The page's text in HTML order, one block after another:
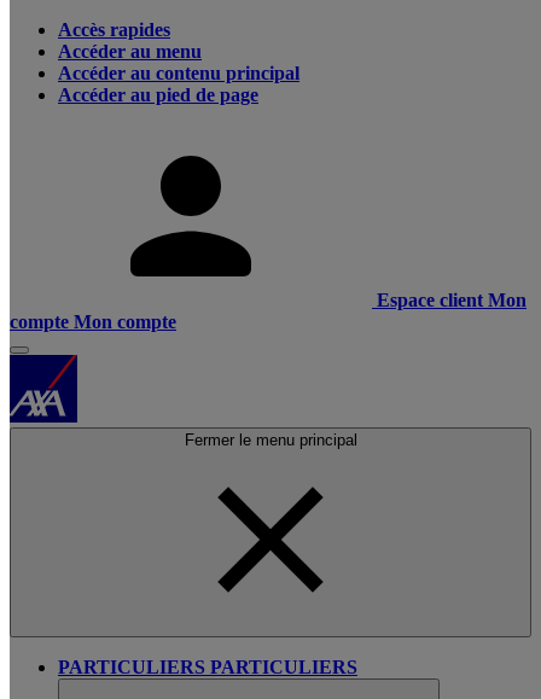
Accès rapides
Accéder au menu
Accéder au contenu principal
Accéder au pied de page
Espace client Mon
compte Mon compte
Fermer le menu principal
PARTICULIERS PARTICULIERS